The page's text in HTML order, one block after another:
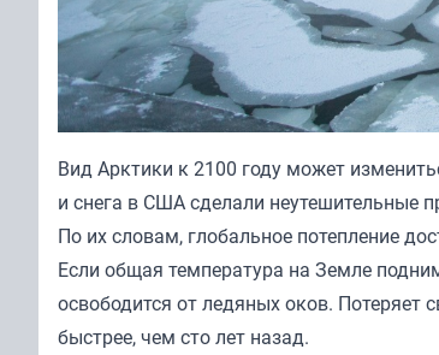
Вид Арктики к 2100 году может
и снега в США сделали неутешительные
По их словам, глобальное потепление
Если общая температура на Земле
освободится от ледяных оков. Потеряет
быстрее, чем сто лет назад.